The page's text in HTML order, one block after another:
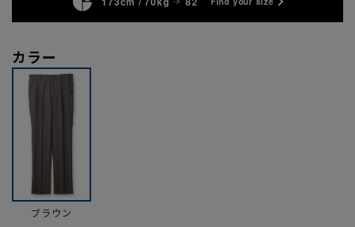
カラー
ブラウン